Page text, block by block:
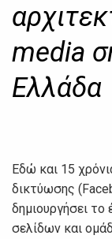
media
Ελλάδα
Εδώ και 15
δικτύωσης
δημιουργήσει
σελίδων και